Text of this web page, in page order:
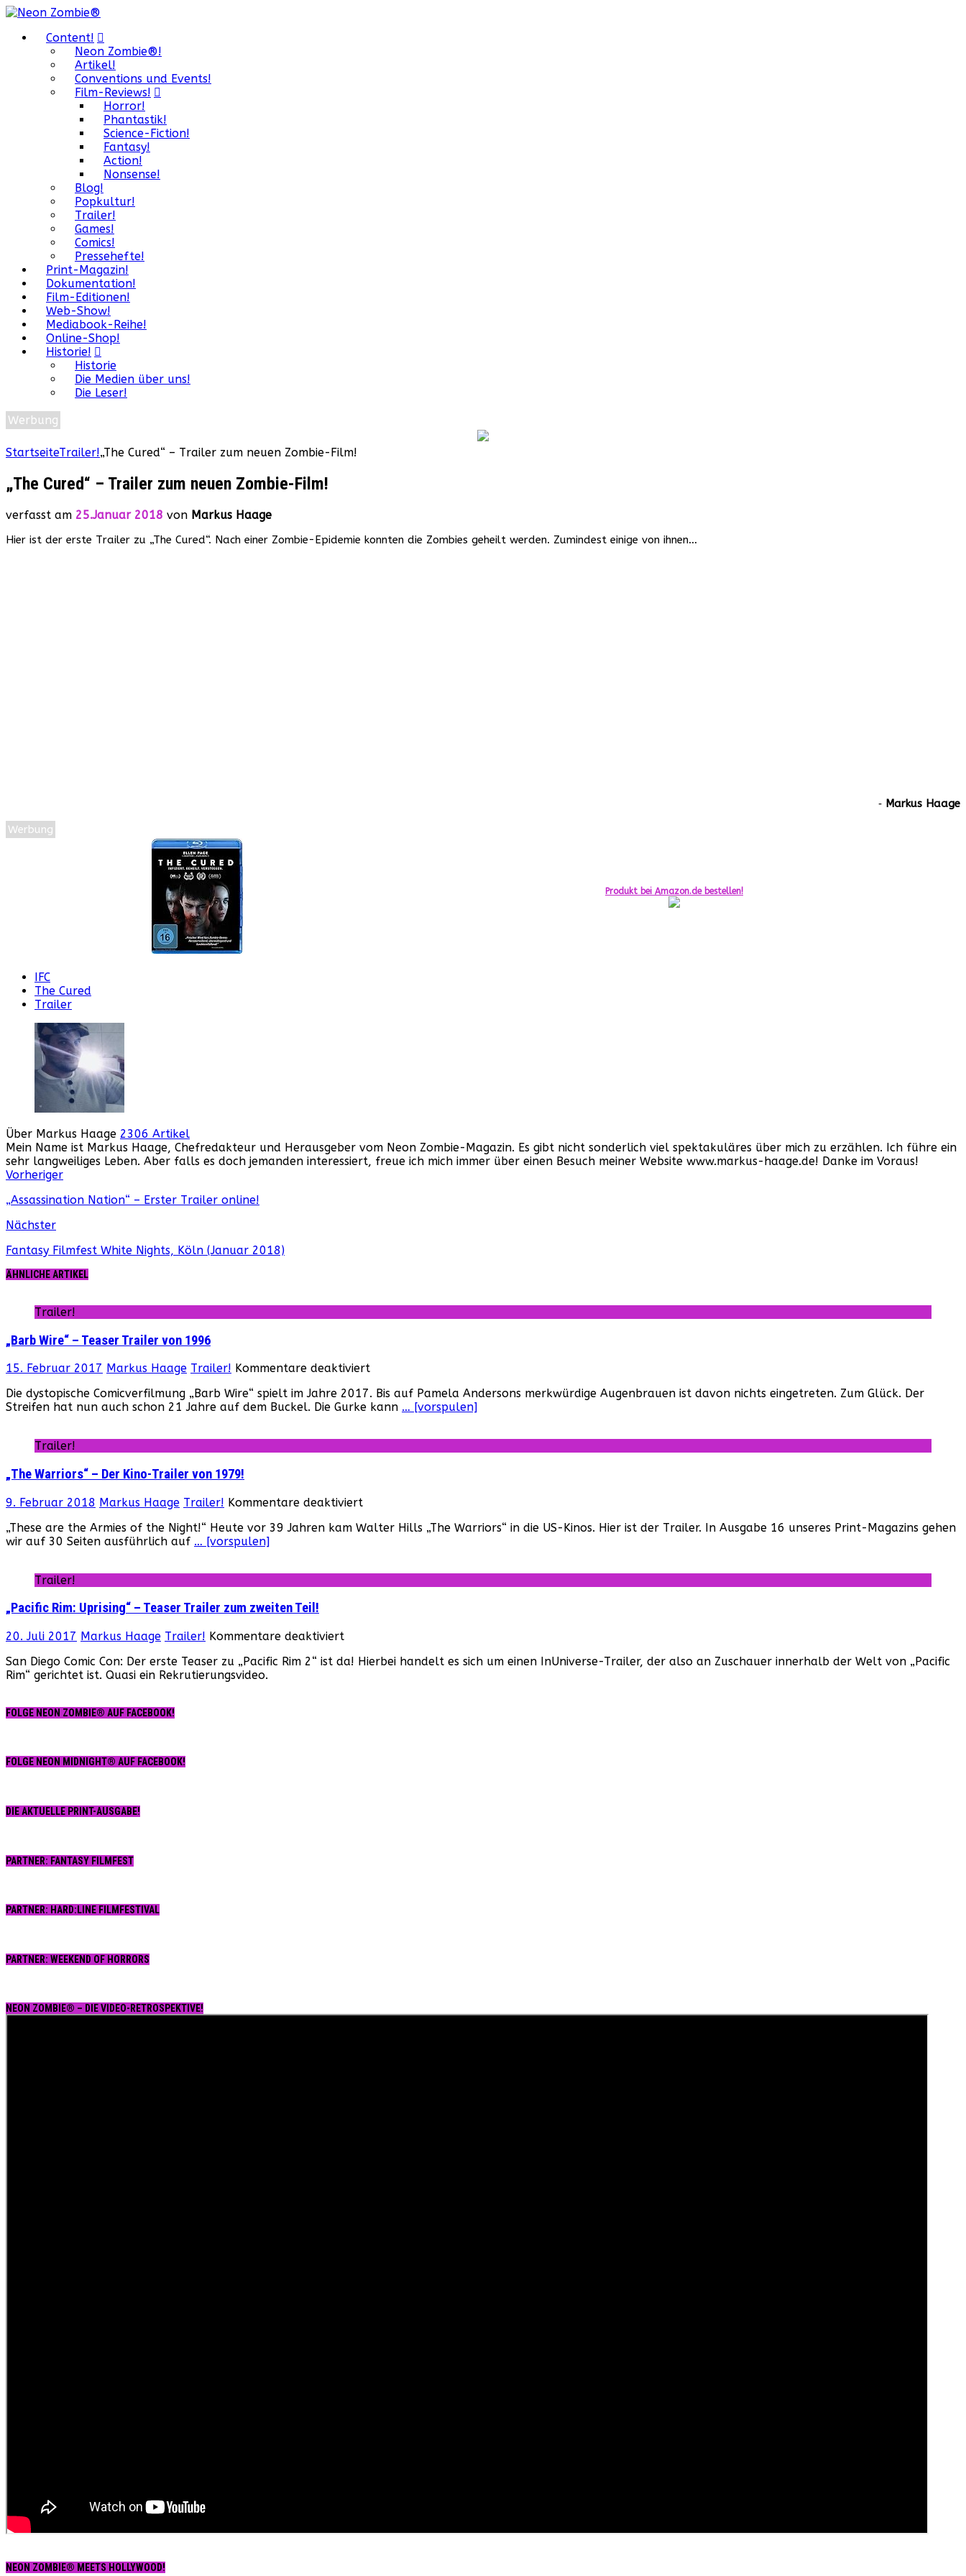
Content!
Neon Zombie®!
Artikel!
Conventions und Events!
Film-Reviews!
Horror!
Phantastik!
Science-Fiction!
Fantasy!
Action!
Nonsense!
Blog!
Popkultur!
Trailer!
Games!
Comics!
Pressehefte!
Print-Magazin!
Dokumentation!
Film-Editionen!
Web-Show!
Mediabook-Reihe!
Online-Shop!
Historie!
Historie
Die Medien über uns!
Die Leser!
Werbung
StartseiteTrailer!„The Cured“ – Trailer zum neuen Zombie-Film!
„The Cured“ – Trailer zum neuen Zombie-Film!
verfasst am 25.Januar 2018 von Markus Haage
Hier ist der erste Trailer zu „The Cured“. Nach einer Zombie-Epidemie konnten die Zombies geheilt werden. Zumindest einige von ihnen…
‐ Markus Haage
Werbung
Produkt bei Amazon.de bestellen!
IFC
The Cured
Trailer
Über Markus Haage 2306 Artikel
Mein Name ist Markus Haage, Chefredakteur und Herausgeber vom Neon Zombie-Magazin. Es gibt nicht sonderlich viel spektakuläres über mich zu erzählen. Ich führe ein
sehr langweiliges Leben. Aber falls es doch jemanden interessiert, freue ich mich immer über einen Besuch meiner Website www.markus-haage.de! Danke im Voraus!
Webseite
Facebook
Instagram
YouTube
Vorheriger
„Assassination Nation“ – Erster Trailer online!
Nächster
Fantasy Filmfest White Nights, Köln (Januar 2018)
ÄHNLICHE ARTIKEL
Trailer!
„Barb Wire“ – Teaser Trailer von 1996
15. Februar 2017 Markus Haage Trailer! Kommentare deaktiviertfür
Wire“
–
Trailer
von
Die dystopische Comicverfilmung „Barb Wire“ spielt im Jahre 2017. Bis auf Pamela Andersons merkwürdige Augenbrauen ist davon nichts eingetreten. Zum Glück. Der
Streifen hat nun auch schon 21 Jahre auf dem Buckel. Die Gurke kann … [vorspulen]
Trailer!
„The Warriors“ – Der Kino-Trailer von 1979!
9. Februar 2018 Markus Haage Trailer! Kommentare deaktiviert
Warriors“
„These are the Armies of the Night!“ Heute vor 39 Jahren kam Walter Hills „The Warriors“ in die US-Kinos. Hier ist der Trailer. In Ausgabe 16 unseres Print-Magazins gehen
wir auf 30 Seiten ausführlich auf … [vorspulen]
Trailer!
„Pacific Rim: Uprising“ – Teaser Trailer zum zweiten Teil!
20. Juli 2017 Markus Haage Trailer! Kommentare deaktiviertfür
Rim:
San Diego Comic Con: Der erste Teaser zu „Pacific Rim 2“ ist da! Hierbei handelt es sich um einen InUniverse-Trailer, der also an Zuschauer innerhalb der Welt von „Pacific
Rim“ gerichtet ist. Quasi ein Rekrutierungsvideo.
FOLGE NEON ZOMBIE® AUF FACEBOOK!
FOLGE NEON MIDNIGHT® AUF FACEBOOK!
DIE AKTUELLE PRINT-AUSGABE!
PARTNER: FANTASY FILMFEST
PARTNER: HARD:LINE FILMFESTIVAL
PARTNER: WEEKEND OF HORRORS
NEON ZOMBIE® – DIE VIDEO-RETROSPEKTIVE!
NEON ZOMBIE® MEETS HOLLYWOOD!